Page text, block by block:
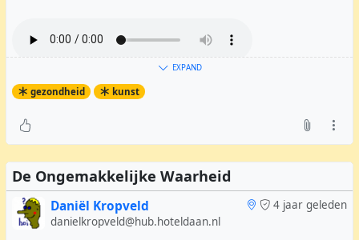
Paul #
EXPAND
gezondheid kunst
De Ongemakkelijke Waarheid
4 jaar geleden
Daniël Kropveld
danielkropveld@hub.hoteldaan.nl